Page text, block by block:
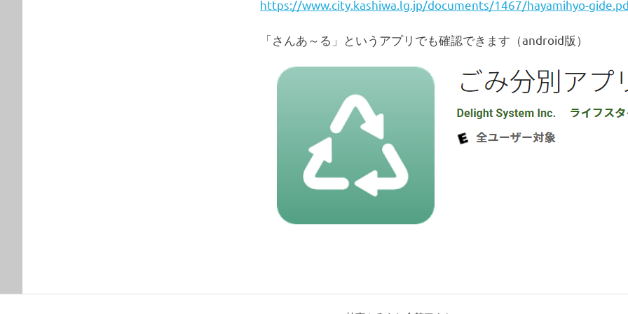
https://www.city.kashiwa.lg.jp/documents/1467/hayamihyo-
「さんあ～る」というアプリでも確認できます（android版）